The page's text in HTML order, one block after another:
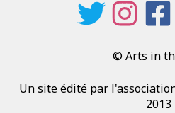
© Arts in
Un site édité par
2013